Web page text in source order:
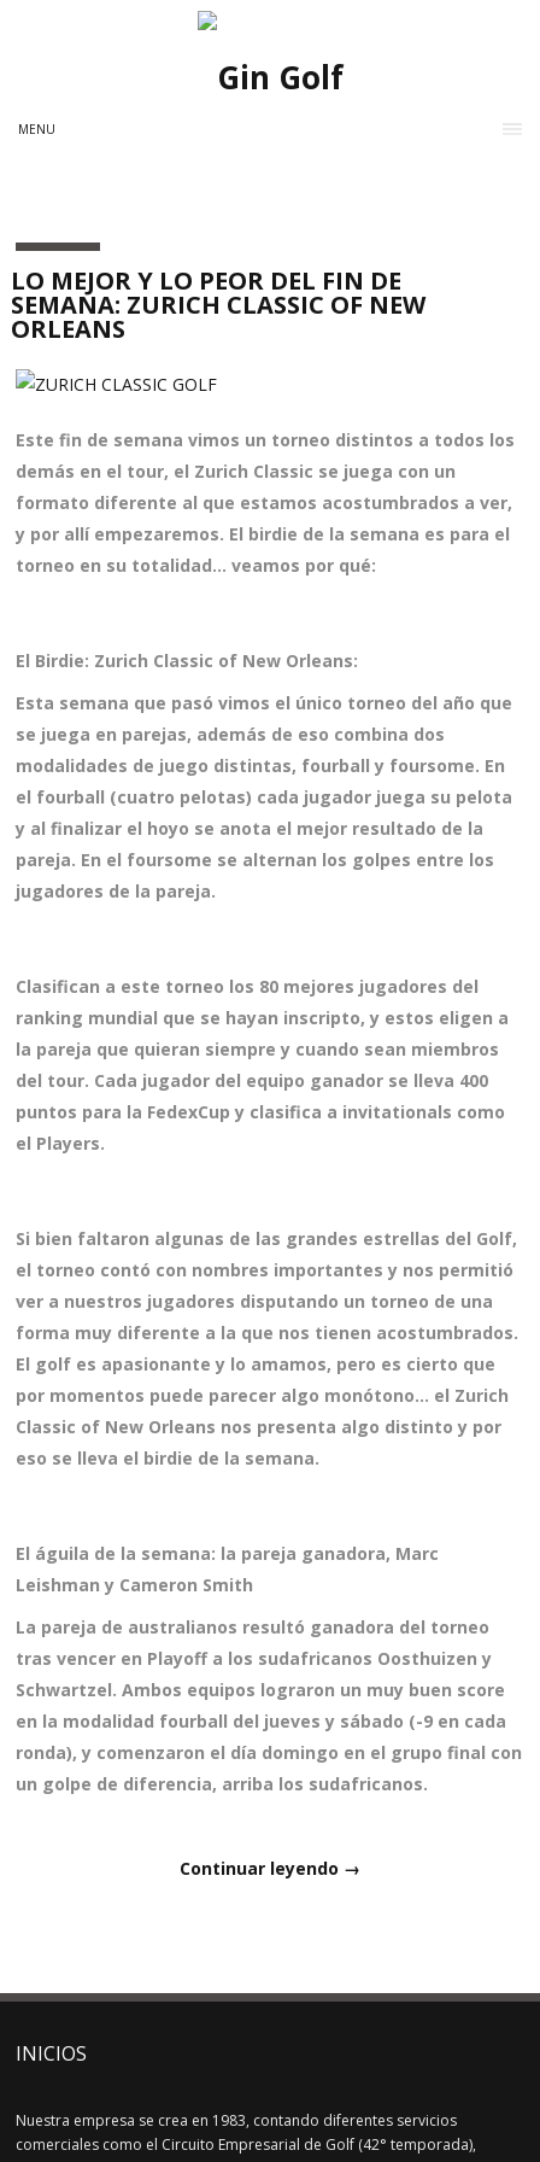
MENU
LO MEJOR Y LO PEOR DEL FIN DE
SEMANA: ZURICH CLASSIC OF NEW
ORLEANS
Este fin de semana vimos un torneo distintos a todos los
demás en el tour, el Zurich Classic se juega con un
formato diferente al que estamos acostumbrados a ver,
y por allí empezaremos. El birdie de la semana es para el
torneo en su totalidad… veamos por qué:
El Birdie: Zurich Classic of New Orleans:
Esta semana que pasó vimos el único torneo del año que
se juega en parejas, además de eso combina dos
modalidades de juego distintas, fourball y foursome. En
el fourball (cuatro pelotas) cada jugador juega su pelota
y al finalizar el hoyo se anota el mejor resultado de la
pareja. En el foursome se alternan los golpes entre los
jugadores de la pareja.
Clasifican a este torneo los 80 mejores jugadores del
ranking mundial que se hayan inscripto, y estos eligen a
la pareja que quieran siempre y cuando sean miembros
del tour. Cada jugador del equipo ganador se lleva 400
puntos para la FedexCup y clasifica a invitationals como
el Players.
Si bien faltaron algunas de las grandes estrellas del Golf,
el torneo contó con nombres importantes y nos permitió
ver a nuestros jugadores disputando un torneo de una
forma muy diferente a la que nos tienen acostumbrados.
El golf es apasionante y lo amamos, pero es cierto que
por momentos puede parecer algo monótono… el Zurich
Classic of New Orleans nos presenta algo distinto y por
eso se lleva el birdie de la semana.
El águila de la semana: la pareja ganadora, Marc
Leishman y Cameron Smith
La pareja de australianos resultó ganadora del torneo
tras vencer en Playoff a los sudafricanos Oosthuizen y
Schwartzel. Ambos equipos lograron un muy buen score
en la modalidad fourball del jueves y sábado (-9 en cada
ronda), y comenzaron el día domingo en el grupo final con
un golpe de diferencia, arriba los sudafricanos.
Continuar leyendo →
INICIOS
Nuestra empresa se crea en 1983, contando diferentes servicios
comerciales como el Circuito Empresarial de Golf (42° temporada),